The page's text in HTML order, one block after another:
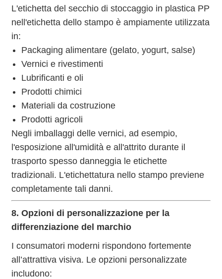
L'etichetta del secchio di stoccaggio in plastica PP
nell'etichetta dello stampo è ampiamente utilizzata
in:
Packaging alimentare (gelato, yogurt, salse)
Vernici e rivestimenti
Lubrificanti e oli
Prodotti chimici
Materiali da costruzione
Prodotti agricoli
Negli imballaggi delle vernici, ad esempio,
l'esposizione all'umidità e all'attrito durante il
trasporto spesso danneggia le etichette
tradizionali. L'etichettatura nello stampo previene
completamente tali danni.
8. Opzioni di personalizzazione per la
differenziazione del marchio
I consumatori moderni rispondono fortemente
all’attrattiva visiva. Le opzioni personalizzate
includono: